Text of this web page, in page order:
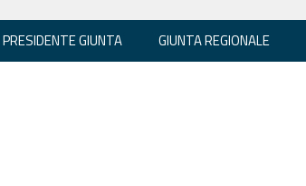
PRESIDENTE GIUNTA GIUNTA REGIONALE